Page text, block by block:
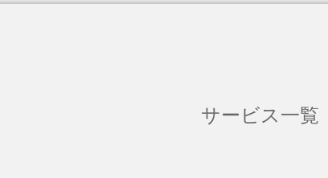
サービス一覧